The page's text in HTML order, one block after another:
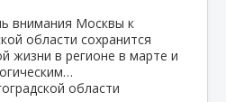
жизни в регионе в марте и
области